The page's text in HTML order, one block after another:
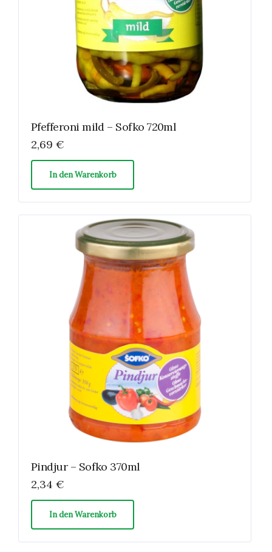
Pfefferoni mild – Sofko 720ml
2,69 €
In den Warenkorb
Pindjur – Sofko 370ml
2,34 €
In den Warenkorb